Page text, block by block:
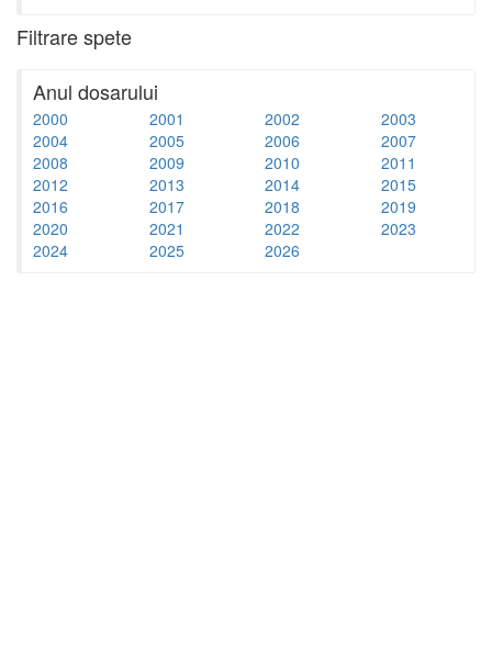
Filtrare spete
Anul dosarului
2000 2001 2002
2003
2004
2005 2006
2007
2008
2009 2010
2011
2012
2013 2014
2015
2016
2017 2018
2019
2020
2021 2022
2023
2024
2025 2026